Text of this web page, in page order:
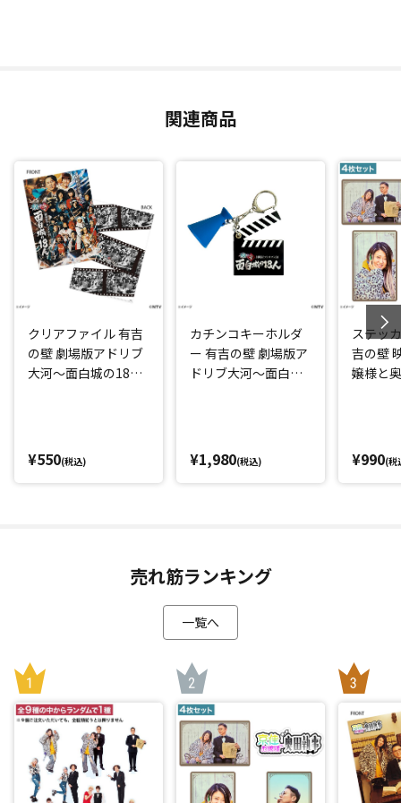
関連商品
クリアファイル 有吉
の壁 劇場版アドリブ
大河～面白城の18人
¥550(税込)
カチンコキーホルダ
ー 有吉の壁 劇場版ア
ドリブ大河～面白城
¥1,980(税込)
ステッ
吉の壁
嬢様と
¥990(税
売れ筋ランキング
一覧へ